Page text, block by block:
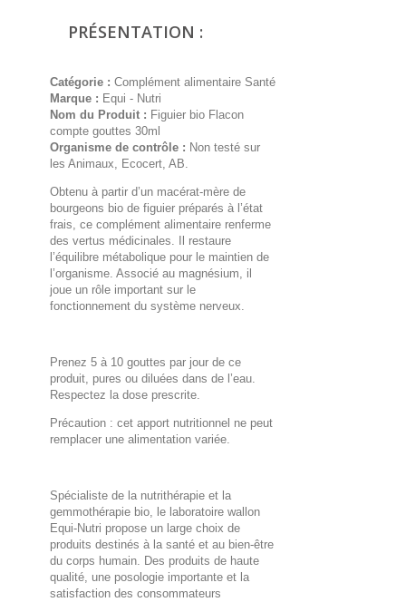
PRÉSENTATION :
Catégorie : Complément alimentaire Santé
Marque : Equi - Nutri
Nom du Produit : Figuier bio Flacon
compte gouttes 30ml
Organisme de contrôle : Non testé sur
les Animaux, Ecocert, AB.
Obtenu à partir d’un macérat-mère de
bourgeons bio de figuier préparés à l’état
frais, ce complément alimentaire renferme
des vertus médicinales. Il restaure
l’équilibre métabolique pour le maintien de
l’organisme. Associé au magnésium, il
joue un rôle important sur le
fonctionnement du système nerveux.
Prenez 5 à 10 gouttes par jour de ce
produit, pures ou diluées dans de l’eau.
Respectez la dose prescrite.
Précaution : cet apport nutritionnel ne peut
remplacer une alimentation variée.
Spécialiste de la nutrithérapie et la
gemmothérapie bio, le laboratoire wallon
Equi-Nutri propose un large choix de
produits destinés à la santé et au bien-être
du corps humain. Des produits de haute
qualité, une posologie importante et la
satisfaction des consommateurs